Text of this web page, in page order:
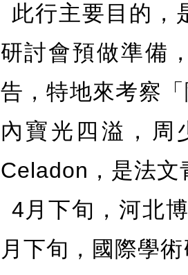
此行主要目的，
研討會預做準備
告，特地來考察
內寶光四溢，周
Celadon ，是法
4 月下旬，河北
月下旬，國際學